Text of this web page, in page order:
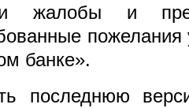
жалобы и
банке».
последнюю